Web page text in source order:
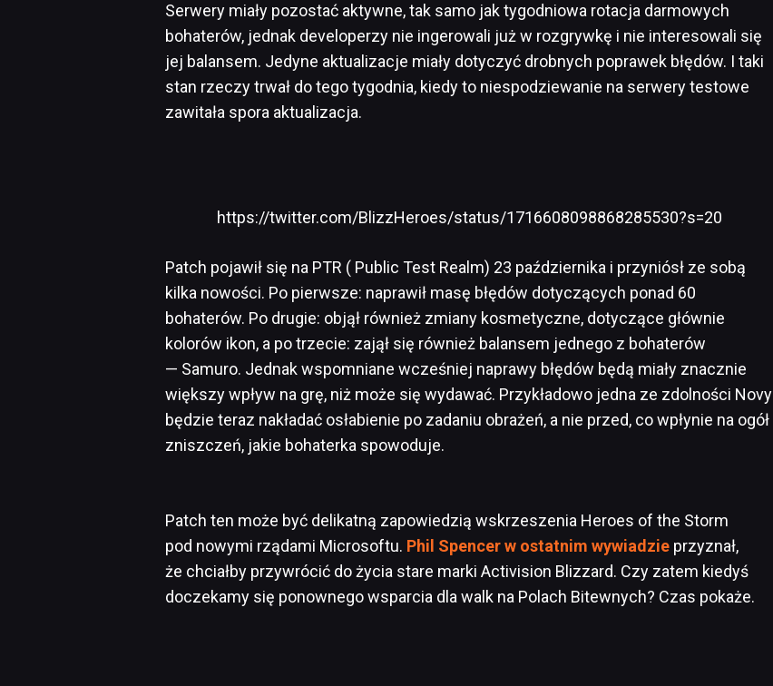
Serwery miały pozostać aktywne, tak samo jak tygodniowa rotacja darmowych
bohaterów, jednak developerzy nie ingerowali już w rozgrywkę i nie interesowali się
jej balansem. Jedyne aktualizacje miały dotyczyć drobnych poprawek błędów. I taki
stan rzeczy trwał do tego tygodnia, kiedy to niespodziewanie na serwery testowe
zawitała spora aktualizacja.
https://twitter.com/BlizzHeroes/status/1716608098868285530?s=20
Patch pojawił się na PTR ( Public Test Realm) 23 października i przyniósł ze sobą
kilka nowości. Po pierwsze: naprawił masę błędów dotyczących ponad 60
bohaterów. Po drugie: objął również zmiany kosmetyczne, dotyczące głównie
kolorów ikon, a po trzecie: zajął się również balansem jednego z bohaterów
— Samuro. Jednak wspomniane wcześniej naprawy błędów będą miały znacznie
większy wpływ na grę, niż może się wydawać. Przykładowo jedna ze zdolności Novy
będzie teraz nakładać osłabienie po zadaniu obrażeń, a nie przed, co wpłynie na ogół
zniszczeń, jakie bohaterka spowoduje.
Patch ten może być delikatną zapowiedzią wskrzeszenia Heroes of the Storm
pod nowymi rządami Microsoftu. Phil Spencer w ostatnim wywiadzie przyznał,
że chciałby przywrócić do życia stare marki Activision Blizzard. Czy zatem kiedyś
doczekamy się ponownego wsparcia dla walk na Polach Bitewnych? Czas pokaże.